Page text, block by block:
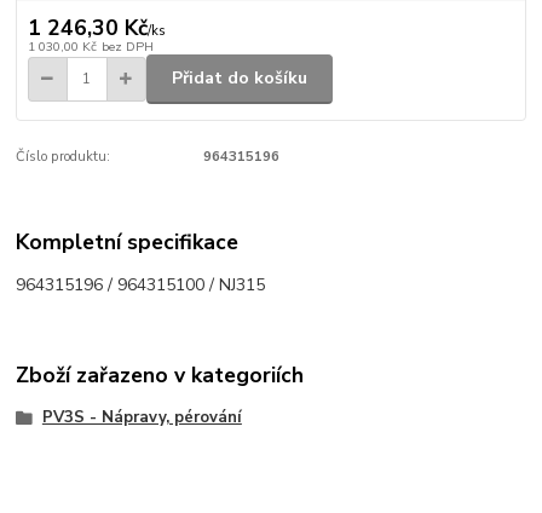
1 246,30 Kč/ks
1 030,00 Kč bez DPH
Přidat do košíku
Číslo produktu: 964315196
Kompletní specifikace
964315196 / 964315100 / NJ315
Zboží zařazeno v kategoriích
PV3S - Nápravy, pérování